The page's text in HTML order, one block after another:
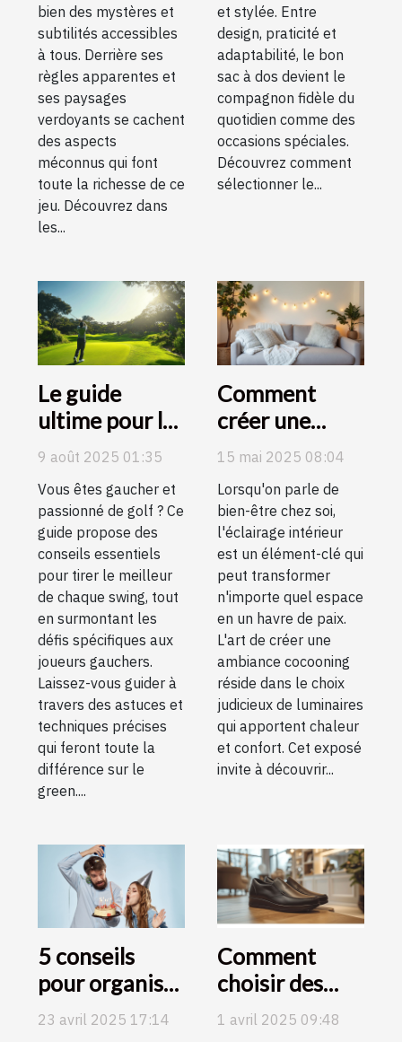
bien des mystères et
subtilités accessibles
à tous. Derrière ses
règles apparentes et
ses paysages
verdoyants se cachent
des aspects
méconnus qui font
toute la richesse de ce
jeu. Découvrez dans
les...
et stylée. Entre
design, praticité et
adaptabilité, le bon
sac à dos devient le
compagnon fidèle du
quotidien comme des
occasions spéciales.
Découvrez comment
sélectionner le...
Le guide
ultime pour les
amateurs de
9 août 2025 01:35
Vous êtes gaucher et
passionné de golf ? Ce
guide propose des
conseils essentiels
pour tirer le meilleur
de chaque swing, tout
en surmontant les
défis spécifiques aux
joueurs gauchers.
Laissez-vous guider à
travers des astuces et
techniques précises
qui feront toute la
différence sur le
green....
Comment
créer une
ambiance
avec des
éclairages
d'intérieur
15 mai 2025 08:04
Lorsqu'on parle de
bien-être chez soi,
l'éclairage intérieur
est un élément-clé qui
peut transformer
n'importe quel espace
en un havre de paix.
L'art de créer une
ambiance cocooning
réside dans le choix
judicieux de luminaires
qui apportent chaleur
et confort. Cet exposé
invite à découvrir...
5 conseils
pour organiser
les meilleurs
23 avril 2025 17:14
Comment
choisir des
chaussures
1 avril 2025 09:48